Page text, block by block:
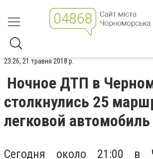
23:26, 21 травня 2018 р.
Ночное ДТП в
столкнулись 25
легковой автомобиль
Сегодня около 21:00 в